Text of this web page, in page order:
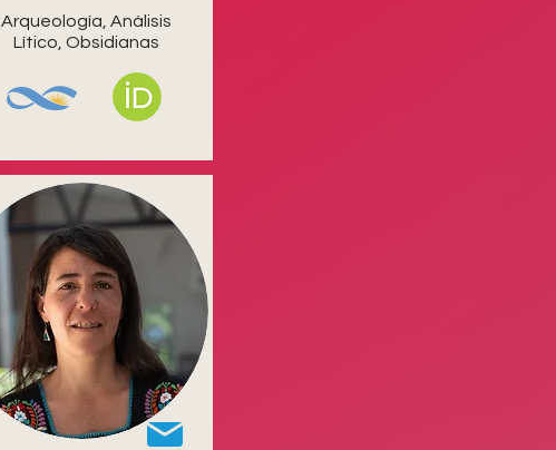
Arqueología, Análisis
Lítico, Obsidianas